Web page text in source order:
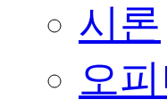
시론
오